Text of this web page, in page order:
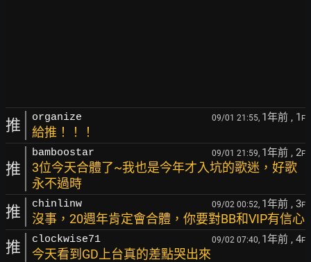
推 organize 09/01 21:55, 1年前 , 1 F
給推！！！
推
bamboostar 09/01 21:59, 1年前 , 2F
3位今天合體了~我也是今年才入坑的歌迷，好歌
永不過時
推 chinlinw 09/02 00:52, 1年前 , 3F
沒事，20週年肯定會合體，你要對BB和VIP有信心
推 clockwise71 09/02 07:40, 1年前 , 4F
今天看到GD上台真的差點哭出來